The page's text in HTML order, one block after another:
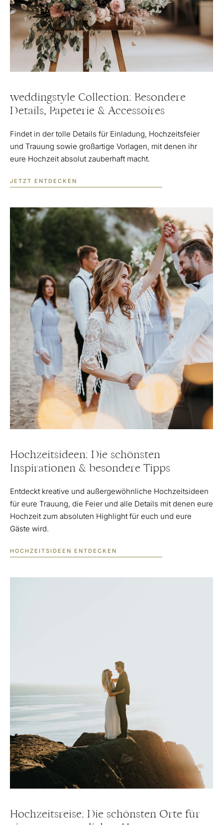
weddingstyle Collection: Besondere
Details, Papeterie & Accessoires
Findet in der tolle Details für Einladung, Hochzeitsfeier
und Trauung sowie großartige Vorlagen, mit denen ihr
eure Hochzeit absolut zauberhaft macht.
JETZT ENTDECKEN
Hochzeitsideen: Die schönsten
Inspirationen & besondere Tipps
Entdeckt kreative und außergewöhnliche Hochzeitsideen
für eure Trauung, die Feier und alle Details mit denen eure
Hochzeit zum absoluten Highlight für euch und eure
Gäste wird.
HOCHZEITSIDEEN ENTDECKEN
Hochzeitsreise: Die schönsten Orte für